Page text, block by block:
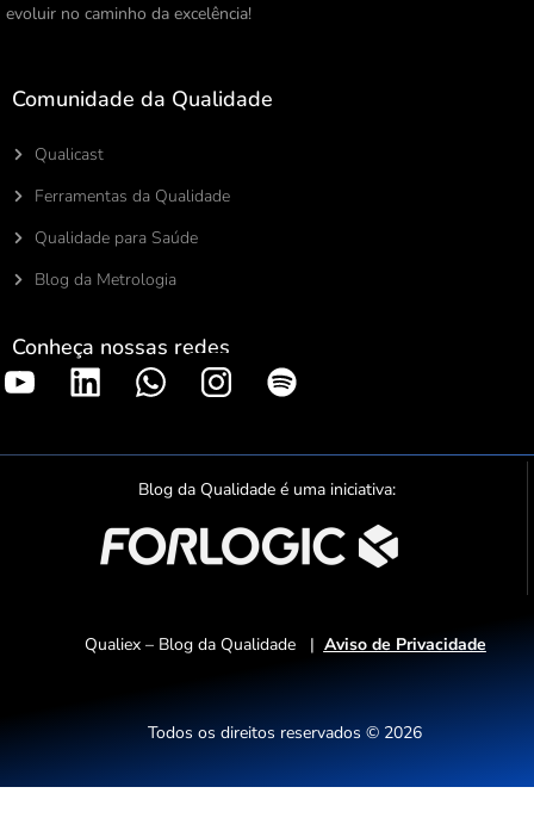
evoluir no caminho da excelência!
Comunidade da Qualidade
Qualicast
Ferramentas da Qualidade
Qualidade para Saúde
Blog da Metrologia
Conheça nossas redes
S
o
t
f
y
Blog da Qualidade é uma iniciativa:
Qualiex – Blog da Qualidade | Aviso de Privacidade
Todos os direitos reservados © 2026